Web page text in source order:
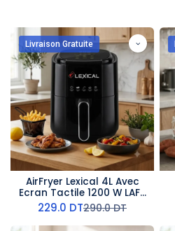
Livraison Gratuite
AirFryer Lexical 4L Avec
Ecran Tactile 1200 W LAF-
3011- Noir
229.0 DT290.0DT